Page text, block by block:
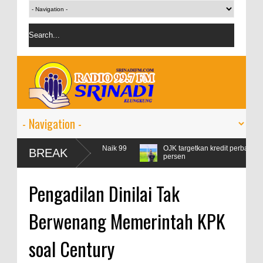
BREAK
Pertamax Naik 99
OJK targetkan kredit perbankan pada 2024
Pengadilan Dinilai Tak
Berwenang Memerintah KPK
soal Century